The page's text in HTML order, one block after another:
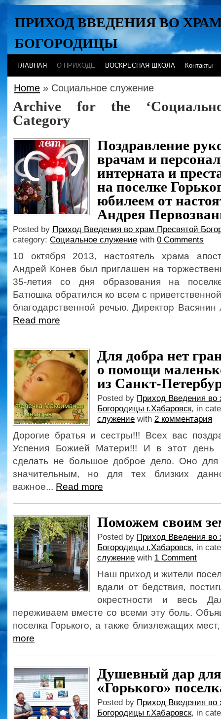
ПРИХОД ВВЕДЕНИЯ ВО
БОГОРОДИЦЫ
Хабаровск
ГЛАВНАЯ О ПРИХОДЕ ВОСКРЕСНАЯ ШКОЛА Контакты
Home » Социальное служение
Archive for the
Category
Поздравление
врачам и
интерната и
на поселке
юбилеем от
Андрея
Posted by Приход Введения во храм Пресвятой
category: Социальное служение with 0 Comments
10 октября 2013, настоятель храма
Андрей Конев был приглашен на
35-летия со дня образования на
Батюшка обратился ко всем с
благодарственной речью. Директор
Read more
Для добра нет
о помощи
из Санкт-
Posted by Приход Введения во
Богородицы г.Хабаровск, in
служение with 2 комментария
Дорогие братья и сестры!!! Всех вас
Успения Божией Матери!!! И в этот день
сделать не большое доброе дело. Оно
значительным, но для тех близких
важное... Read more
Поможем своим
Posted by Приход Введения во
Богородицы г.Хабаровск, in
служение with 1 Comment
Наш приход и жители
вдали от бедствия,
окрестности и весь
переживаем вместе со всеми эту боль.
поселка Горького, а также близлежащих
more
Душевный дар
«Горького»
Posted by Приход Введения во
Богородицы г.Хабаровск, in